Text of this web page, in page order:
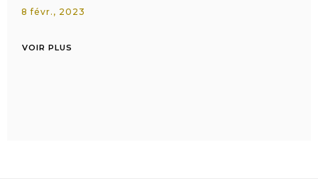
8 févr., 2023
VOIR PLUS